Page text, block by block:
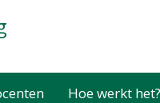
Hoe werkt het?